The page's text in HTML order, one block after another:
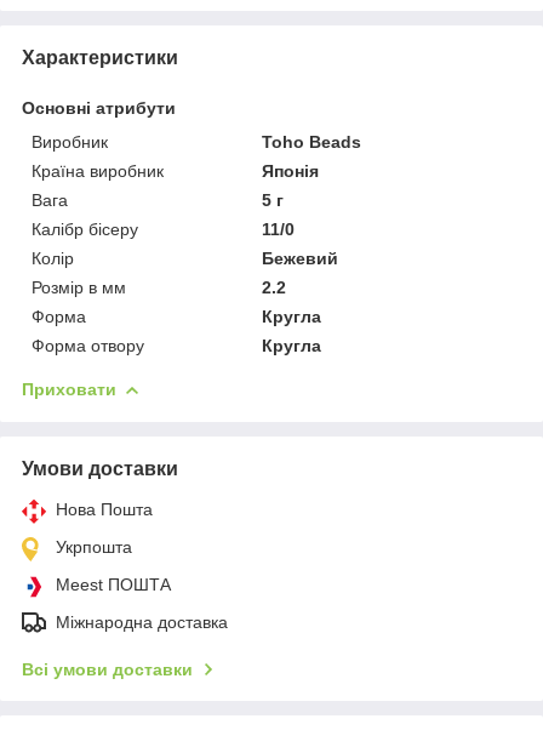
Характеристики
Основні атрибути
Виробник
Toho Beads
Країна виробник
Японія
Вага
5 г
Калібр бісеру
11/0
Колір
Бежевий
Розмір в мм
2.2
Форма
Кругла
Форма отвору
Кругла
Приховати
Умови доставки
Нова Пошта
Укрпошта
Meest ПОШТА
Міжнародна доставка
Всі умови доставки